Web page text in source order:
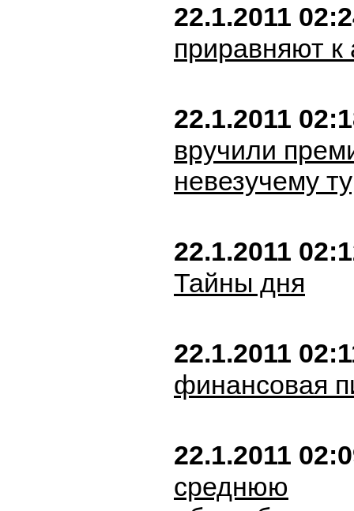
22.1.2011
приравняют к
22.1.2011
вручили
невезучему
22.1.2011
Тайны дня
22.1.2011
финансовая
22.1.2011
среднюю